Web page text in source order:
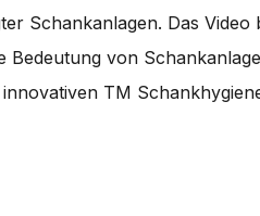
Schankanlagen. Das Video
Bedeutung von
TM